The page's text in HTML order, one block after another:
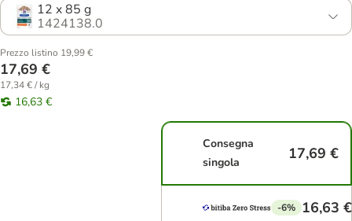
12 x 85 g
1424138.0
Prezzo listino 19,99 €
17,69 €
17,34 € / kg
16,63 €
Consegna
singola
17,69 €
-6% 16,63 €